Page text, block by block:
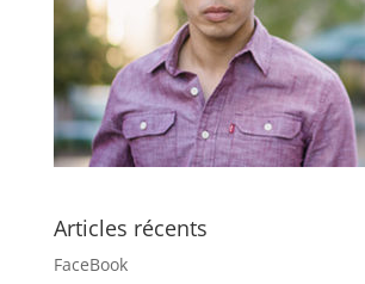
Articles récents
FaceBook